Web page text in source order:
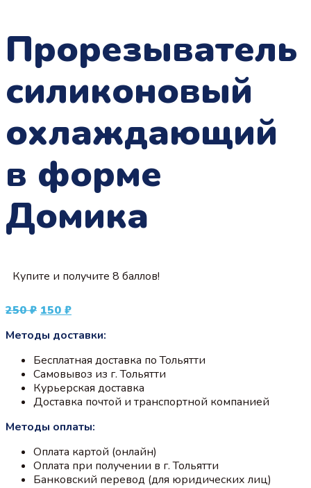
Прорезыватель
силиконовый
охлаждающий
в форме
Домика
Купите и получите 8 баллов!
250₽ Первоначальная
составляла
150 ₽Текущая
150 ₽.
Методы доставки:
Бесплатная доставка по Тольятти
Самовывоз из г. Тольятти
Курьерская доставка
Доставка почтой и транспортной компанией
Методы оплаты:
Оплата картой (онлайн)
Оплата при получении в г. Тольятти
Банковский перевод (для юридических лиц)